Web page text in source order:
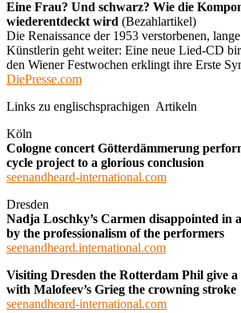
Eine Frau? Und schwarz? Wie die
wiederentdeckt wird (Bezahlartikel)
Die Renaissance der 1953 verstorbenen,
Künstlerin geht weiter: Eine neue Lied-CD
den Wiener Festwochen erklingt ihre Erste
DiePresse.com
Links zu englischsprachigen Artikeln
Köln
Cologne concert Götterdämmerung
cycle project to a glorious conclusion
seenandheard-international.com
Dresden
Nadja Loschky’s Carmen disappointed in
by the professionalism of the performers
seenandheard.international.com
Visiting Dresden the Rotterdam Phil give
with Malofeev’s Grieg the crowning stroke
seenandheard-international.com